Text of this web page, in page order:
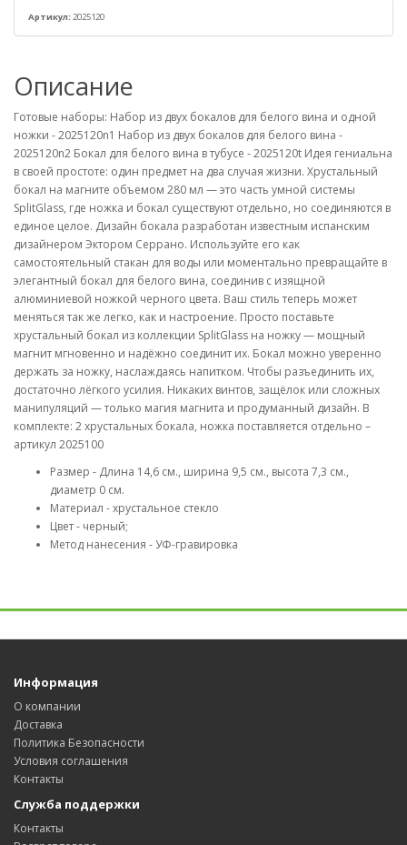
Артикул: 2025120
Описание
Готовые наборы: Набор из двух бокалов для белого вина и одной
ножки - 2025120n1 Набор из двух бокалов для белого вина -
2025120n2 Бокал для белого вина в тубусе - 2025120t Идея гениальна
в своей простоте: один предмет на два случая жизни. Хрустальный
бокал на магните объемом 280 мл — это часть умной системы
SplitGlass, где ножка и бокал существуют отдельно, но соединяются в
единое целое. Дизайн бокала разработан известным испанским
дизайнером Эктором Серрано. Используйте его как
самостоятельный стакан для воды или моментально превращайте в
элегантный бокал для белого вина, соединив с изящной
алюминиевой ножкой черного цвета. Ваш стиль теперь может
меняться так же легко, как и настроение. Просто поставьте
хрустальный бокал из коллекции SplitGlass на ножку — мощный
магнит мгновенно и надёжно соединит их. Бокал можно уверенно
держать за ножку, наслаждаясь напитком. Чтобы разъединить их,
достаточно лёгкого усилия. Никаких винтов, защёлок или сложных
манипуляций — только магия магнита и продуманный дизайн. В
комплекте: 2 хрустальных бокала, ножка поставляется отдельно –
артикул 2025100
Размер - Длина 14,6 см., ширина 9,5 см., высота 7,3 см.,
диаметр 0 см.
Материал - хрустальное стекло
Цвет - черный;
Метод нанесения - УФ-гравировка
Информация
О компании
Доставка
Политика Безопасности
Условия соглашения
Контакты
Служба поддержки
Контакты